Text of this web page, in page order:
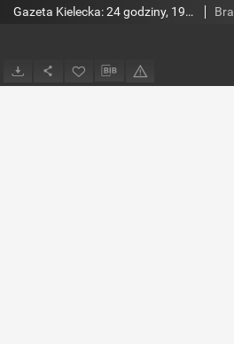
Gazeta Kielecka: 24 godziny, 1992, R.4, nr 135